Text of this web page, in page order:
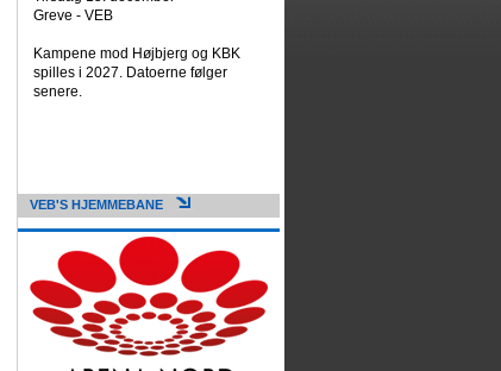
Greve - VEB
Kampene mod Højbjerg og KBK
spilles i 2027. Datoerne følger
senere.
VEB'S HJEMMEBANE